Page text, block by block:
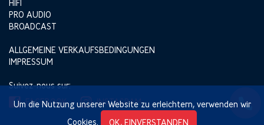
Um die Nutzung unserer Website zu erleichtern, verwenden wir
Cookies.
OK, EINVERSTANDEN
HIFI
PRO AUDIO
BROADCAST
ALLGEMEINE VERKAUFSBEDINGUNGEN
IMPRESSUM
Suivez-nous sur:
FACEBOOK
INSTAGRAM